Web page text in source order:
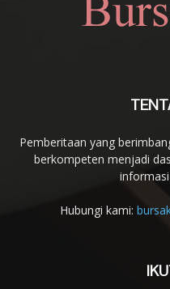
Pemberitaan yang
berkompeten menjadi
Hubungi kami: